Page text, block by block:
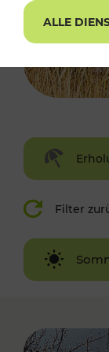
Filter
Winter
ALLE